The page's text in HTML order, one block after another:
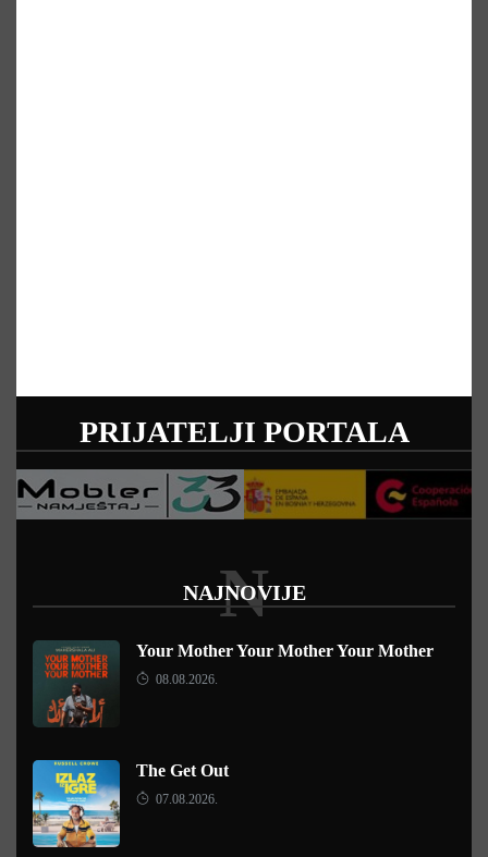
PRIJATELJI PORTALA
NAJNOVIJE
N
Your Mother Your Mother Your Mother
08.08.2026.
The Get Out
07.08.2026.